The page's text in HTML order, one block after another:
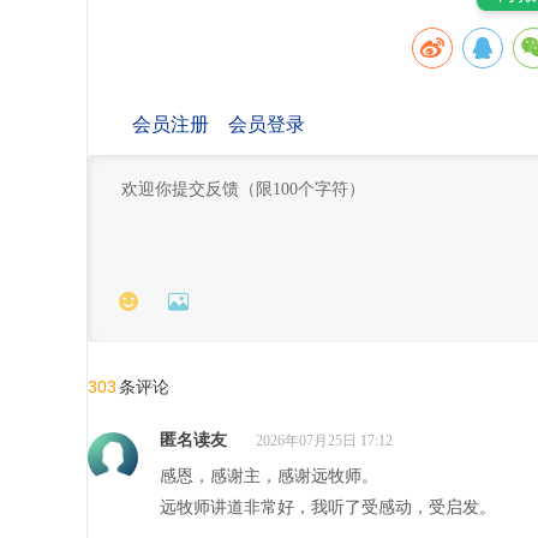
会员注册 会员登录
 
303 条评论
匿名读友 2026年07月25日 17:12
感恩，感谢主，感谢远牧师。
远牧师讲道非常好，我听了受感动，受启发。